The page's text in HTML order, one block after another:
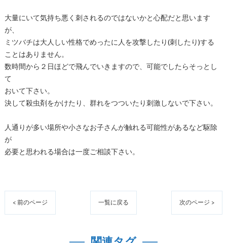
大量にいて気持ち悪く刺されるのではないかと心配だと思います
が、
ミツバチは大人しい性格でめったに人を攻撃したり(刺したり)する
ことはありません。
数時間から２日ほどで飛んでいきますので、可能でしたらそっとし
て
おいて下さい。
決して殺虫剤をかけたり、群れをつついたり刺激しないで下さい。
人通りが多い場所や小さなお子さんが触れる可能性があるなど駆除
が
必要と思われる場合は一度ご相談下さい。
< 前のページ 一覧に戻る 次のページ >